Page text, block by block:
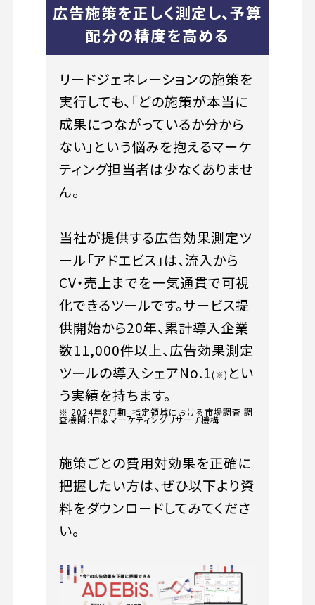
広告施策を正しく測定し、予算
配分の精度を高める
リードジェネレーションの施策を
実行しても、「どの施策が本当に
成果につながっているか分から
ない」という悩みを抱えるマーケ
ティング担当者は少なくありませ
ん。
当社が提供する広告効果測定ツ
ール「アドエビス」は、流入から
CV・売上までを一気通貫で可視
化できるツールです。サービス提
供開始から20年、累計導入企業
数11,000件以上、広告効果測定
ツールの導入シェアNo.1(※) とい
う実績を持ちます。
※ 2024年8月期_指定領域における市場調査 調
査機関：日本マーケティングリサーチ機構
施策ごとの費用対効果を正確に
把握したい方は、ぜひ以下より資
料をダウンロードしてみてくださ
い。